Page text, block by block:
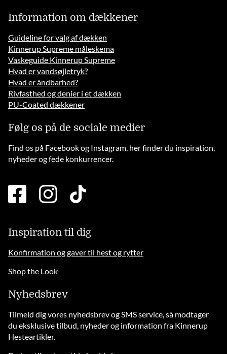
Information om dækkener
Guideline for valg af dækken
Kinnerup Supreme måleskema
Vaskeguide Kinnerup Supreme
Hvad er vandsøjletryk?
Hvad er åndbarhed?
Rivfasthed og denier i et dækken
PU-Coated dækkener
Følg os på de sociale medier
Find os på Facebook og Instagram, her finder du inspiration,
nyheder og fede konkurrencer.
facebook
square
instagramtiktok
Inspiration til dig
Konfirmation og gaver til hest og rytter
Shop the Look
Nyhedsbrev
Tilmeld dig vores nyhedsbrev og SMS service, så modtager
du eksklusive tilbud, nyheder og information fra Kinnerup
Hesteartikler.